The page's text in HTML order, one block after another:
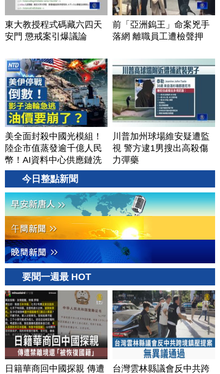
東大教授程式碼藏六四天
安門 懲戒案引爆議論
前「亞洲鎢王」命案兇手
落網 離職員工遭檢聲押
美全面封殺中國光模組！
陸企市值蒸發逾千億人民
幣！AI資料中心供應鏈洗
牌？台灣喜迎轉單！成關
鍵樞紐？｜#財經新聞
│20260805 (三)
川普加州球場維安疑遭監
視 警方逮1男搜出高殺傷
力彈藥
今日整點新聞
要聞一週最 HOT
日籍華商回中國探親 傳遭
台灣雲林縣議會反中共跨